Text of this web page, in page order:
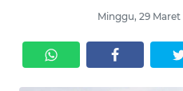
Minggu, 29 Maret
KRIMINAL
EKUIN